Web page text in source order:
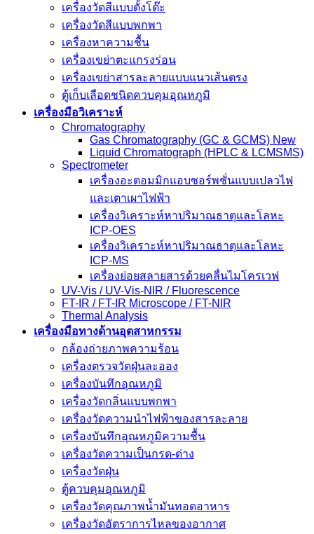
เครื่องวัดสีแบบตั้งโต๊ะ
เครื่องวัดสีแบบพกพา
เครื่องหาความชื้น
เครื่องเขย่าตะแกรงร่อน
เครื่องเขย่าสารละลายแบบแนวเส้นตรง
ตู้เก็บเลือดชนิดควบคุมอุณหภูมิ
เครื่องมือวิเคราะห์
Chromatography
Gas Chromatography (GC & GCMS) New
Liquid Chromatograph (HPLC & LCMSMS)
Spectrometer
เครื่องอะตอมมิกแอบซอร์พชั่นแบบเปลวไฟ
และเตาเผาไฟฟ้า
เครื่องวิเคราะห์หาปริมาณธาตุและโลหะ
ICP-OES
เครื่องวิเคราะห์หาปริมาณธาตุและโลหะ
ICP-MS
เครื่องย่อยสลายสารด้วยคลื่นไมโครเวฟ
UV-Vis / UV-Vis-NIR / Fluorescence
FT-IR / FT-IR Microscope / FT-NIR
Thermal Analysis
เครื่องมือทางด้านอุตสาหกรรม
กล้องถ่ายภาพความร้อน
เครื่องตรวจวัดฝุ่นละออง
เครื่องบันทึกอุณหภูมิ
เครื่องวัดกลิ่นแบบพกพา
เครื่องวัดความนําไฟฟ้าของสารละลาย
เครื่องบันทึกอุณหภูมิความชื้น
เครื่องวัดความเป็นกรด-ด่าง
เครื่องวัดฝุ่น
ตู้ควบคุมอุณหภูมิ
เครื่องวัดคุณภาพน้ำมันทอดอาหาร
เครื่องวัดอัตราการไหลของอากาศ